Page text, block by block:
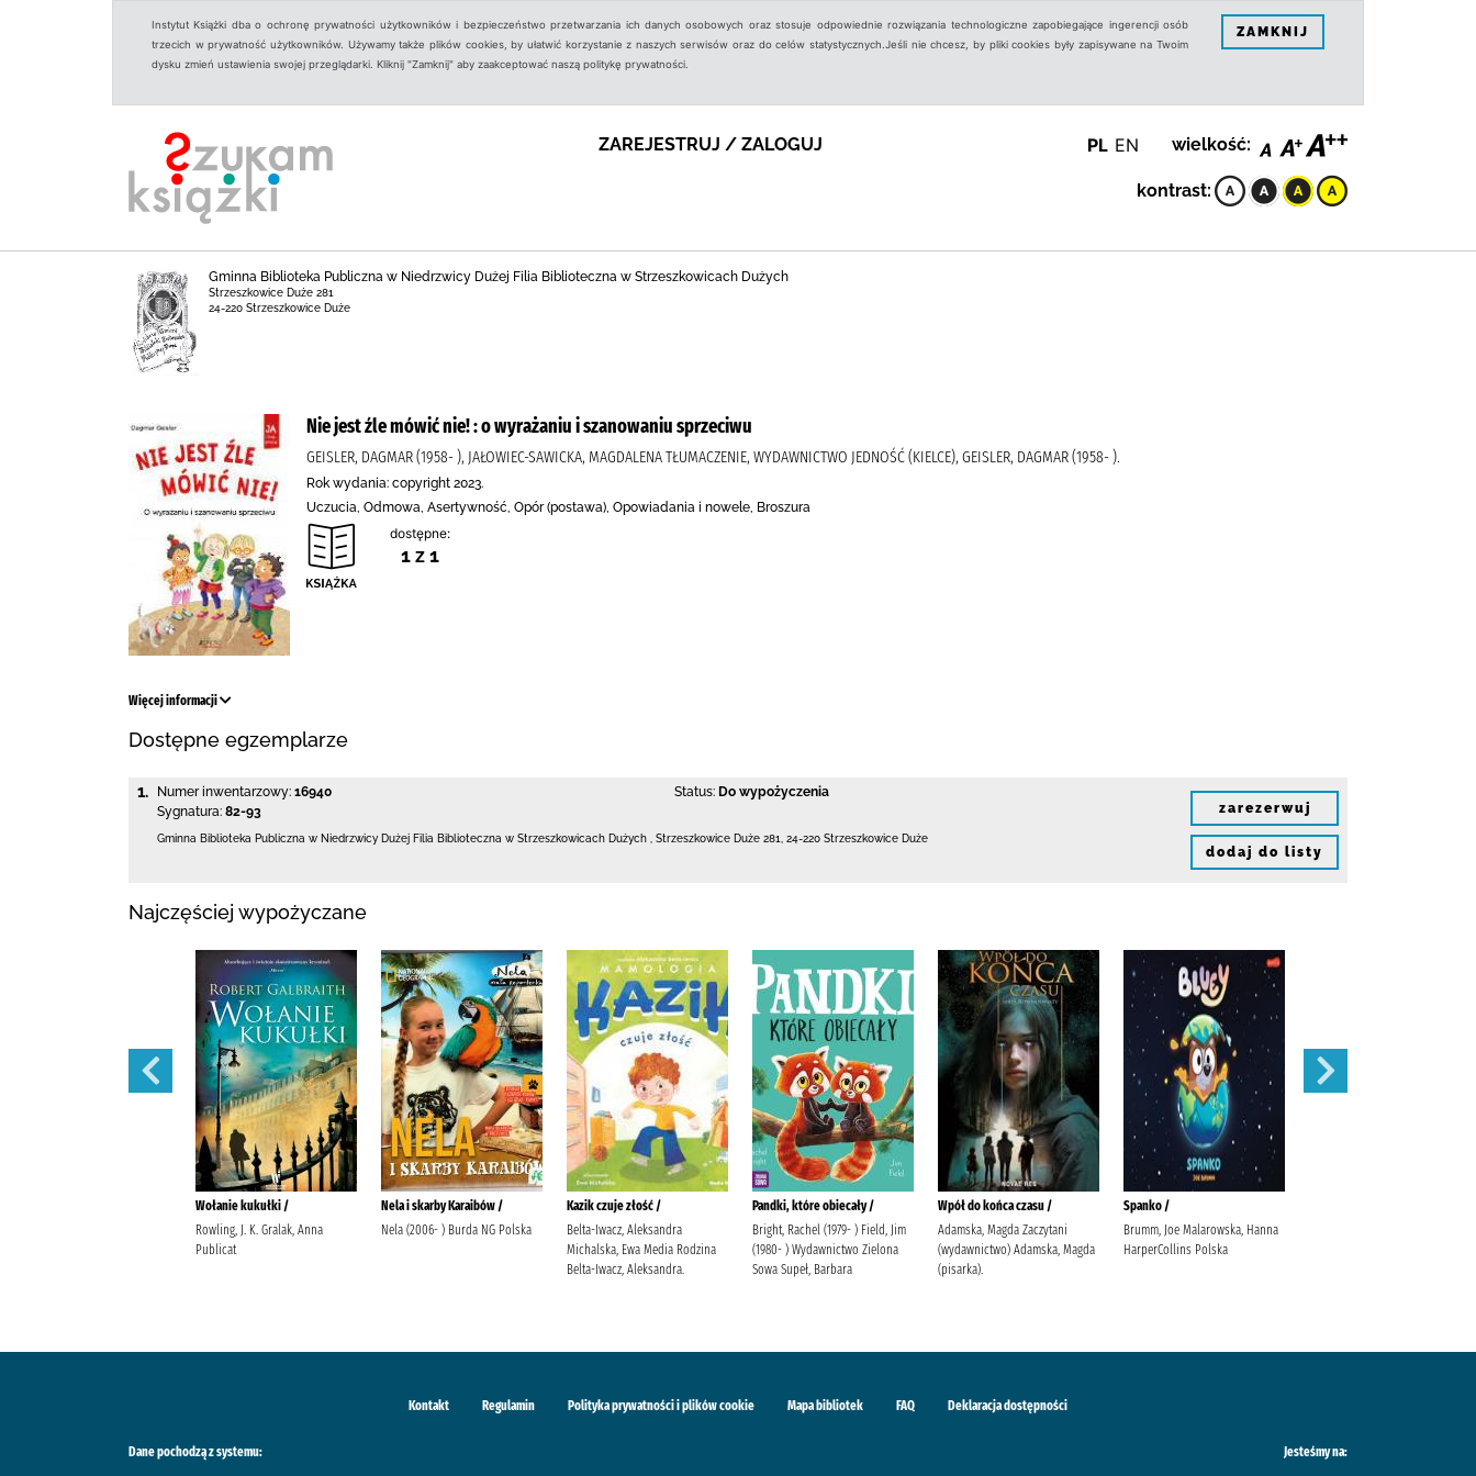
Instytut Książki dba o ochronę prywatności użytkowników i bezpieczeństwo przetwarzania ich danych osobowych oraz stosuje odpowiednie rozwiązania technologiczne zapobiegające ingerencji osób
trzecich w prywatność użytkowników. Używamy także plików cookies, by ułatwić korzystanie z naszych serwisów oraz do celów statystycznych.Jeśli nie chcesz, by pliki cookies były zapisywane na Twoim
dysku zmień ustawienia swojej przeglądarki. Kliknij "Zamknij" aby zaakceptować naszą politykę prywatności.
ZAMKNIJ
ZAREJESTRUJ / ZALOGUJ PL EN wielkość:
kontrast:
Gminna Biblioteka Publiczna w Niedrzwicy Dużej Filia Biblioteczna w Strzeszkowicach Dużych
Strzeszkowice Duże 281
24-220 Strzeszkowice Duże
Nie jest źle mówić nie! : o wyrażaniu i szanowaniu sprzeciwu
GEISLER, DAGMAR (1958- ), JAŁOWIEC-SAWICKA, MAGDALENA TŁUMACZENIE, WYDAWNICTWO JEDNOŚĆ (KIELCE), GEISLER, DAGMAR (1958- ).
Rok wydania: copyright 2023.
Uczucia, Odmowa, Asertywność, Opór (postawa), Opowiadania i nowele, Broszura
dostępne:
1 z 1
Więcej informacji
Dostępne egzemplarze
1. Numer inwentarzowy: 16940
Sygnatura: 82-93
Status: Do wypożyczenia
Gminna Biblioteka Publiczna w Niedrzwicy Dużej Filia Biblioteczna w Strzeszkowicach Dużych Strzeszkowice Duże 281 24-220 Strzeszkowice Duże
zarezerwuj
dodaj do listy
Najczęściej wypożyczane
Wołanie kukułki /
Rowling, J. K. Gralak, Anna
Publicat
Nela i skarby Karaibów /
Nela (2006- ) Burda NG Polska
Kazik czuje złość /
Belta-Iwacz, Aleksandra
Michalska, Ewa Media Rodzina
Belta-Iwacz, Aleksandra.
Pandki, które obiecały /
Bright, Rachel (1979- ) Field, Jim
(1980- ) Wydawnictwo Zielona
Sowa Supeł, Barbara
Wpół do końca czasu /
Adamska, Magda Zaczytani
(wydawnictwo) Adamska, Magda
(pisarka).
Spanko /
Brumm, Joe Malarowska, Hanna
HarperCollins Polska
Kontakt Regulamin Polityka prywatności i plików cookie Mapa bibliotek FAQ Deklaracja dostępności
Dane pochodzą z systemu: Jesteśmy na: